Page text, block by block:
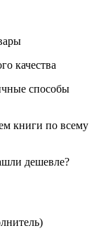
качества
способы
книги по всему
дешевле?